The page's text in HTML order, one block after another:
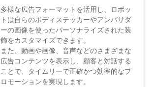
多様な広告フォーマットを活用し、ロボッ
トは自らのボディステッカーやアンバサダ
ーの画像を使ったパーソナライズされた装
飾をカスタマイズできます。
また、動画や画像、音声などのさまざまな
広告コンテンツを表示し、顧客と対話する
ことで、タイムリーで正確かつ効率的なプ
ロモーションを実現します。